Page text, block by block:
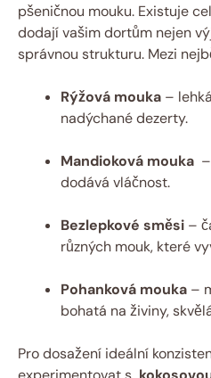
pšeničnou ⁢mouku.⁤ Existuje
dodají ⁢vašim ‍dortům nejen
správnou strukturu. Mezi
Rýžová mouka –
nadýchané dezerty.
Mandioková ⁣mouka
dodává ​vláčnost.
Bezlepkové směsi –
různých⁤ mouk, které
Pohanková mouka –
⁢bohatá na živiny,
Pro dosažení ideální